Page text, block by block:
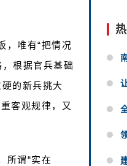
，唯有“把情况
根据官兵基础
的新兵挑大
客观规律，又
所谓“实在